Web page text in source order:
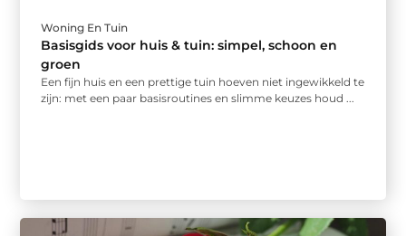
Woning En Tuin
Basisgids voor huis & tuin: simpel, schoon en
groen
Een fijn huis en een prettige tuin hoeven niet ingewikkeld te
zijn: met een paar basisroutines en slimme keuzes houd ...